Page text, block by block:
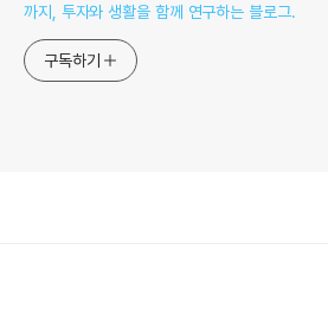
까지, 투자와 생활을 함께 연구하는 블로그.
구독하기